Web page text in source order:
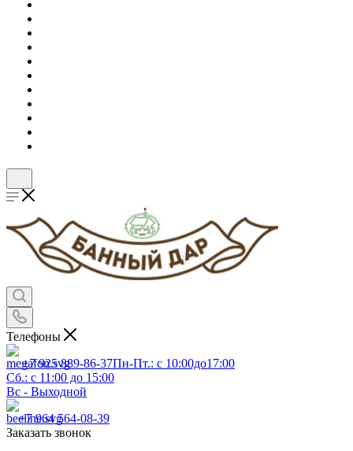
Телефоны
+7 925 889-86-37Пн-Пт.: с 10:00до17:00
Сб.: с 11:00 до 15:00
Вс - Выходной
+7 964 564-08-39
Заказать звонок